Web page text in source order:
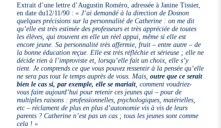
Extrait d’une lettre d’Augustin Roméro, adressée à Janine Tissier,
en date du12/11/90 :« J’ai demandé à la direction de Dosnon
quelques précisions sur la personnalité de Catherine : on me dit
qu’elle est très estimée des professeurs et très appréciée de toutes
les élèves, qui trouvent en elle un réel appui, même si elle est
encore jeune. Sa personnalité très affermie, fruit – entre autre – de
la bonne éducation reçue. Elle est très réfléchie et sérieuse ; elle ne
décide rien à l’improviste et, lorsqu’elle fait un choix, elle s’y
tient. Je comprends ce que vous pouvez ressentir à la pensée qu’elle
ne sera pas tout le temps auprès de vous. Mais,outre que ce serait
bien le cas si, par exemple, elle se mariait, comment voudriez-
vous faire aujourd’hui pour retenir ces jeunes qui – pour de
multiples raisons : professionnelles, psychologiques, matérielles,
etc – réclament de plus en plus d’autonomie vis à vis de leurs
parents ? Catherine n’est pas un cas ; tous les jeunes sont comme
cela ! »